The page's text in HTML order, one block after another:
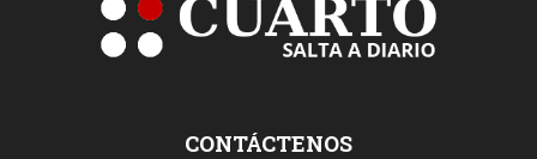
CONTÁCTENOS